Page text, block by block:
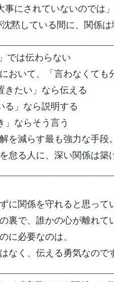
事にされていないのでは
黙している間に、関係は
では伝わらない
おいて、「言わなくても
きたい」なら伝える
る」なら説明する
」ならそう言う
を減らす最も強力な手段。
怠る人に、深い関係は築
に関係を守れると思って
裏で、誰かの心が離れて
に必要なのは、
なく、伝える勇気なので